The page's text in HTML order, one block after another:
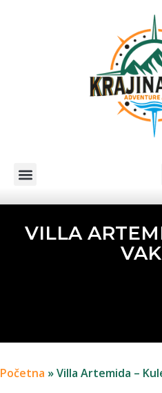
VILLA
Početna »Villa Artemida –